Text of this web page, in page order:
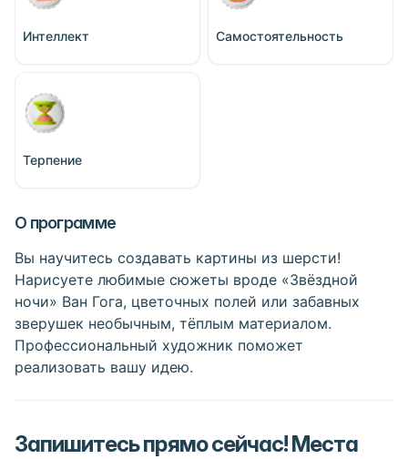
Интеллект Самостоятельность
Терпение
О программе
Вы научитесь создавать картины из шерсти!
Нарисуете любимые сюжеты вроде «Звёздной
ночи» Ван Гога, цветочных полей или забавных
зверушек необычным, тёплым материалом.
Профессиональный художник поможет
реализовать вашу идею.
Запишитесь прямо сейчас! Места